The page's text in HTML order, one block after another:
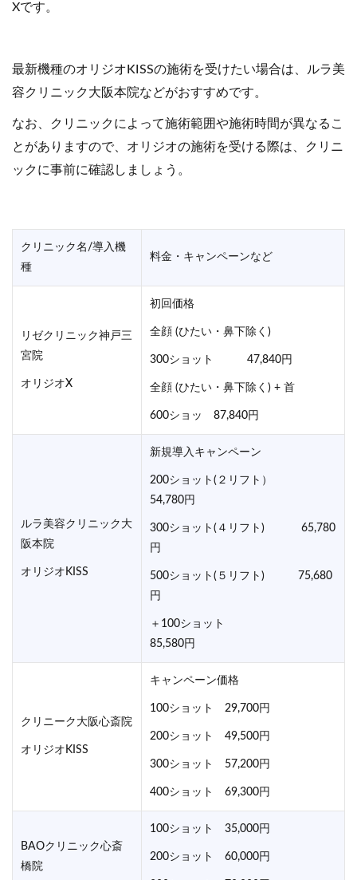
Xです。
最新機種のオリジオKISSの施術を受けたい場合は、ルラ美
容クリニック大阪本院などがおすすめです。
なお、クリニックによって施術範囲や施術時間が異なるこ
とがありますので、オリジオの施術を受ける際は、クリニ
ックに事前に確認しましょう。
クリニック名/導入機
種
料金・キャンペーンなど
リゼクリニック神戸三
宮院
オリジオX
初回価格
全顔 (ひたい・鼻下除く)
300ショット 47,840円
全顔 (ひたい・鼻下除く) + 首
600ショッ 87,840円
ルラ美容クリニック大
阪本院
オリジオKISS
新規導入キャンペーン
200ショット(２リフト）
54,780円
300ショット(４リフト) 65,780
円
500ショット(５リフト) 75,680
円
＋100ショット
85,580円
クリニーク大阪心斎院
オリジオKISS
キャンペーン価格
100ショット 29,700円
200ショット 49,500円
300ショット 57,200円
400ショット 69,300円
BAOクリニック心斎
橋院
100ショット 35,000円
200ショット 60,000円